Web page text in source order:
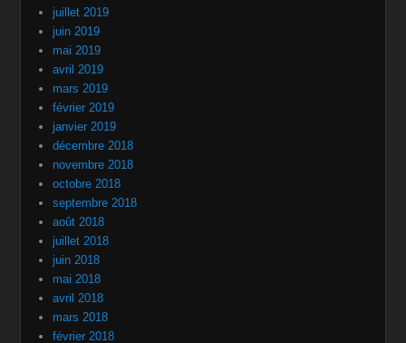
juillet 2019
juin 2019
mai 2019
avril 2019
mars 2019
février 2019
janvier 2019
décembre 2018
novembre 2018
octobre 2018
septembre 2018
août 2018
juillet 2018
juin 2018
mai 2018
avril 2018
mars 2018
février 2018